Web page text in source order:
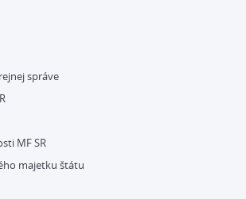
správe
MF SR
majetku štátu